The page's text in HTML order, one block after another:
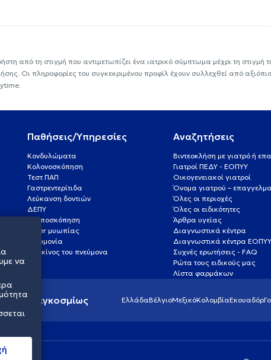
από τη στιγμή που αντιμετωπίζει ένα ιατρικό σύμπτωμα μέχρι τη στιγμή
Οι πληροφορίες του συγκεκριμένου προφίλ έχουν συλλεχθεί από
Παθήσεις/Υπηρεσίες
Κονδυλώματα
Κολονοσκόπηση
Τεστ ΠΑΠ
Γαστρεντερίτιδα
Λεύκανση δοντιών
ΔΕΠΥ
Κολποσκόπηση
Laser μυωπίας
Πνευμονία
Καρκίνος του πνεύμονα
Αναζητήσεις
Βιντεοκλήση με γιατρό ή
Γιατροί ΠΕΔΥ - ΕΟΠΥΥ
Οικογενειακοί γιατροί
Όνομα γιατρού –
Όλες οι περιοχές
Όλες οι ειδικότητες
Άρθρα υγείας
Διαγνωστικά κέντρα
Διαγνωστικά κέντρα ΕΟΠΥΥ
Συχνές ερωτήσεις - FAQ
Ρώτα τους ειδικούς μας
Λίστα φαρμάκων
παγκοσμίως ΕλλάδαΒέλγιοΜεξικόΚολομβίαΕκουαδόρ
να